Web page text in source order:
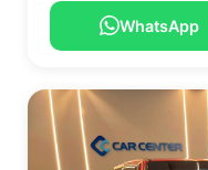
WhatsApp